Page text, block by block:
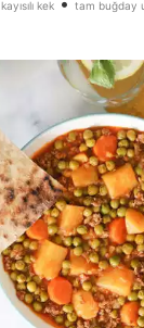
kayısılı kek tam buğday